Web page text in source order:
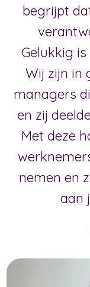
begrijpt
Gelukkig
Wij zijn in
managers
en zij
Met deze
nemen en
aan